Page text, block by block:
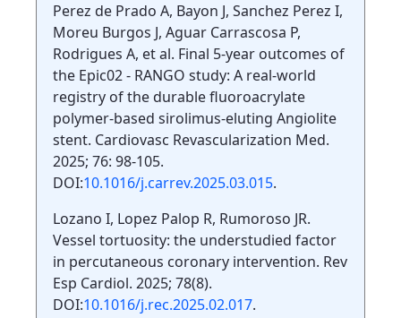
Perez de Prado A, Bayon J, Sanchez Perez I,
Moreu Burgos J, Aguar Carrascosa P,
Rodrigues A, et al. Final 5-year outcomes of
the Epic02 - RANGO study: A real-world
registry of the durable fluoroacrylate
polymer-based sirolimus-eluting Angiolite
stent. Cardiovasc Revascularization Med.
2025; 76: 98-105.
DOI:10.1016/j.carrev.2025.03.015.
Lozano I, Lopez Palop R, Rumoroso JR.
Vessel tortuosity: the understudied factor
in percutaneous coronary intervention. Rev
Esp Cardiol. 2025; 78(8).
DOI:10.1016/j.rec.2025.02.017.